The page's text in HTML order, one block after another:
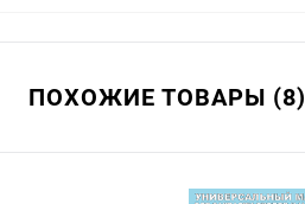
ПОХОЖИЕ ТОВАРЫ (8)